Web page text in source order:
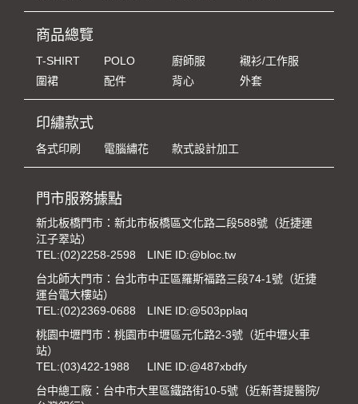
商品總覽
T-SHIRT POLO 廚師服
襯衫/工作服
圍裙
配件 背心 外套
印繡款式
各式印刷 電腦繡花 款式設計加工
門市服務據點
新北板橋門市：新北市板橋區文化路二段588號（近捷運
江子翠站）
TEL:(02)2258-2598
LINE ID:@bloc.tw
台北師大門市：台北市中正區羅斯福路三段74-1號（近捷
運台電大樓站）
TEL:(02)2369-0688
LINE ID:@503pplaq
桃園中壢門市：桃園市中壢區元化路2-3號（近中壢火車
站）
TEL:(03)422-1988
LINE ID:@487xbdfy
台中總工廠：台中市大里區鐵路街10-5號（近新菩提醫院/